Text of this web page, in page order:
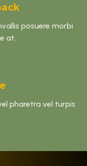
posuere morbi
at.
pharetra vel turpis